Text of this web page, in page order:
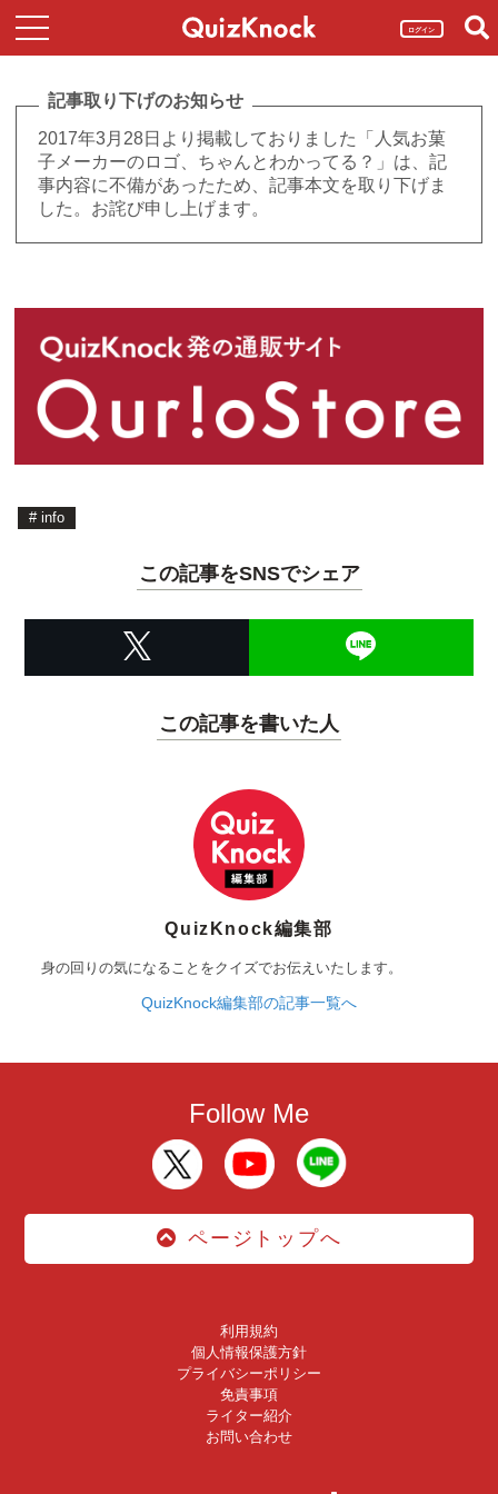
ログイン
記事取り下げのお知らせ
2017年3月28日より掲載しておりました「人気お菓
子メーカーのロゴ、ちゃんとわかってる？」は、記
事内容に不備があったため、記事本文を取り下げま
した。お詫び申し上げます。
# info
この記事をSNSでシェア
この記事を書いた人
QuizKnock編集部
身の回りの気になることをクイズでお伝えいたします。
QuizKnock編集部の記事一覧へ
Follow Me
ページトップへ
利用規約
個人情報保護方針
プライバシーポリシー
免責事項
ライター紹介
お問い合わせ